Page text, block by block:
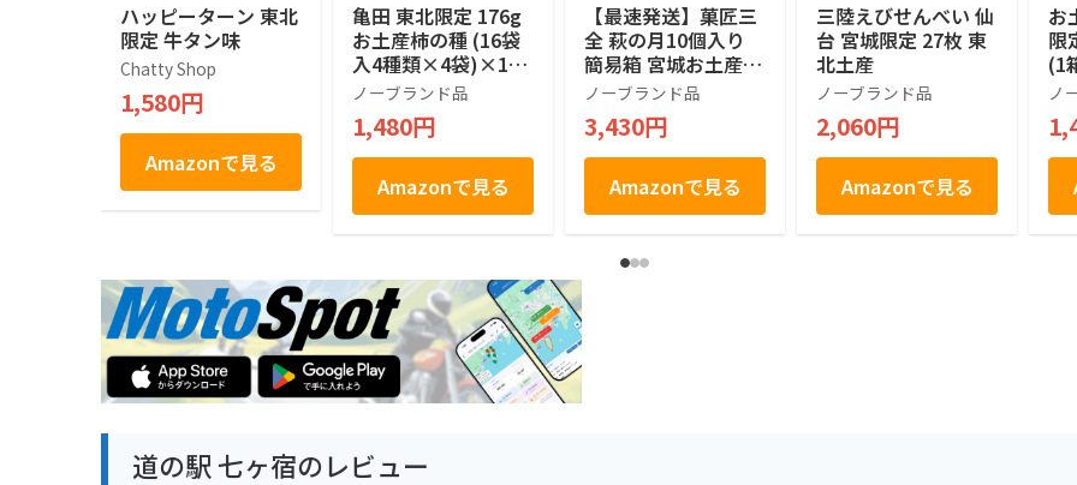
ハッピーターン 東北
限定 牛タン味
Chatty Shop
1,580円
Amazonで見る
亀田 東北限定 176g
お土産柿の種 (16袋
入4種類×4袋)×1箱
田子にんにく味 いか
焼き醤油マヨネーズ
風味 ほたてバター
牛たん風味
ノーブランド品
1,480円
Amazonで見る
【最速発送】菓匠三
全 萩の月10個入り
簡易箱 宮城お土産
仙台銘菓
ノーブランド品
3,430円
Amazonで見る
三陸えびせんべい 仙
台 宮城限定 27枚 東
北土産
ノーブランド品
2,060円
Amazonで見る
お
限
(1
風
ノ
道の駅 七ヶ宿のレビュー